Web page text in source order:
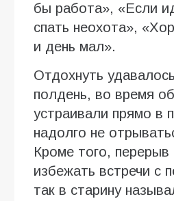
бы работа», «Если
спать неохота»,
и день мал».
Отдохнуть
полдень, во время
устраивали прямо в
надолго не
Кроме того,
избежать встречи с
так в старину